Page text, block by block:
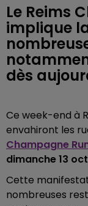
Le Reims
implique
dès
Ce week-end à
envahiront les
Champagne
dimanche 13
Cette
nombreuses